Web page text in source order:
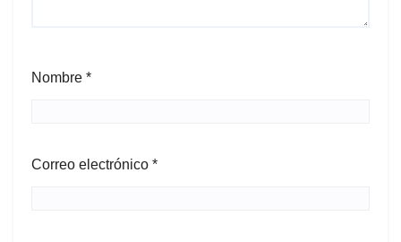
Nombre *
Correo electrónico *